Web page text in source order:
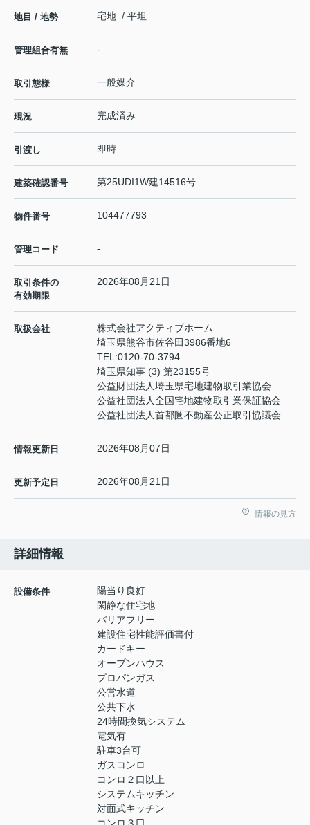
地目 / 地勢 宅地 / 平坦
管理組合有無 -
取引態様 一般媒介
現況 完成済み
引渡し 即時
建築確認番号 第25UDI1W建14516号
物件番号 104477793
管理コード -
取引条件の
有効期限
2026年08月21日
取扱会社
株式会社アクティブホーム
埼玉県熊谷市佐谷田3986番地6
TEL:0120-70-3794
埼玉県知事 (3) 第23155号
公益財団法人埼玉県宅地建物取引業協会
公益社団法人全国宅地建物取引業保証協会
公益社団法人首都圏不動産公正取引協議会
情報更新日 2026年08月07日
更新予定日 2026年08月21日
情報の見方
詳細情報
設備条件
陽当り良好
閑静な住宅地
バリアフリー
建設住宅性能評価書付
カードキー
オープンハウス
プロパンガス
公営水道
公共下水
24時間換気システム
電気有
駐車3台可
ガスコンロ
コンロ２口以上
システムキッチン
対面式キッチン